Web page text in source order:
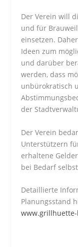
Der Verein will
und für
einsetzen.
Ideen zum
und darüber
werden, dass
unbürokratisch
der
Der Verein
Unterstützern
erhaltene
bei Bedarf
Detaillierte
Planungsstand